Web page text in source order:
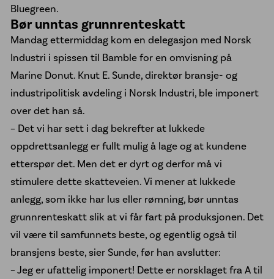
Bluegreen.
Bør unntas grunnrenteskatt
Mandag ettermiddag kom en delegasjon med Norsk
Industri i spissen til Bamble for en omvisning på
Marine Donut. Knut E. Sunde, direktør bransje- og
industripolitisk avdeling i Norsk Industri, ble imponert
over det han så.
– Det vi har sett i dag bekrefter at lukkede
oppdrettsanlegg er fullt mulig å lage og at kundene
etterspør det. Men det er dyrt og derfor må vi
stimulere dette skatteveien. Vi mener at lukkede
anlegg, som ikke har lus eller rømning, bør unntas
grunnrenteskatt slik at vi får fart på produksjonen. Det
vil være til samfunnets beste, og egentlig også til
bransjens beste, sier Sunde, før han avslutter:
– Jeg er ufattelig imponert! Dette er norsklaget fra A til